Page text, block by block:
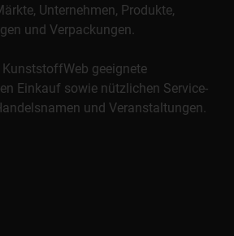
Unternehmen, Produkte,
und Verpackungen.
geeignete
Einkauf sowie nützlichen Service-
und Veranstaltungen.